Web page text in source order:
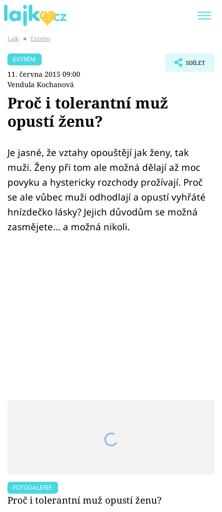
SHOPAHOLICADEL
Témata
Showbyznys
Youtubeři
Virály
Sex a vztahy
Lajk ■ Extrém
EXTRÉM
11. června 2015 09:00
Vendula Kochanová
SDÍLET
Proč i tolerantní muž
opustí ženu?
Je jasné, že vztahy opouštějí jak ženy, tak
muži. Ženy při tom ale možná dělají až moc
povyku a hystericky rozchody prožívají. Proč
se ale vůbec muži odhodlají a opustí vyhřáté
hnízdečko lásky? Jejich důvodům se možná
zasmějete... a možná nikoli.
FOTOGALERIE
Proč i tolerantní muž opustí ženu?